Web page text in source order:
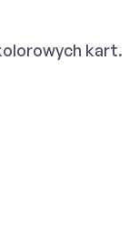
kart.